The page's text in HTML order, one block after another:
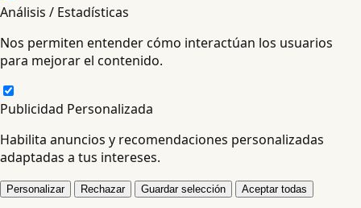
Análisis / Estadísticas
Nos permiten entender cómo interactúan los usuarios
para mejorar el contenido.
Publicidad Personalizada
Habilita anuncios y recomendaciones personalizadas
adaptadas a tus intereses.
Personalizar Rechazar Guardar selección Aceptar todas